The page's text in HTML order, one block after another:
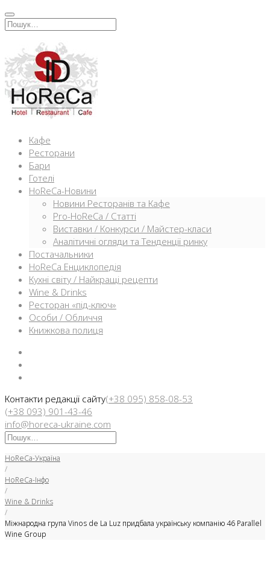
Перейти
кИскать:
Кафе
Ресторани
Бари
Готелі
HoReCa-Новини
Новини Ресторанів та Кафе
Pro-HoReCa / Статті
Виставки / Конкурси / Майстер-класи
Аналітичні огляди та Тенденції ринку
Постачальники
HoReCa Енциклопедія
Кухні світу / Найкращі рецепти
Wine & Drinks
Ресторан «під-ключ»
Особи / Обличчя
Книжкова полиця
Контакти редакції сайту(+38 095) 858-08-53
(+38 093) 901-43-46
info@horeca-ukraine.com
Искать:
HoReCa-Україна
/
HoReCa-Інфо
/
Wine & Drinks
/
Міжнародна група Vinos de La Luz придбала українську компанію 46 Parallel
Wine Group